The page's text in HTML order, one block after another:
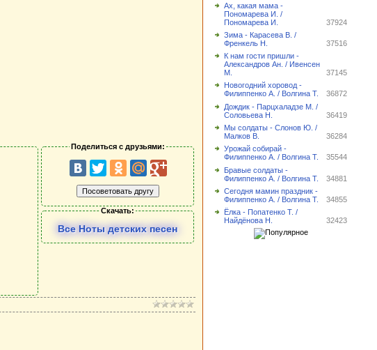
Поделиться с друзьями:
Скачать:
Все Ноты детских песен
Ах, какая мама -
Пономарева И. /
Пономарева И.
37924
Зима - Карасева В. /
Френкель Н.
37516
К нам гости пришли -
Александров Ан. / Ивенсен
М.
37145
Новогодний хоровод -
Филиппенко А. / Волгина Т.
36872
Дождик - Парцхаладзе М. /
Соловьева Н.
36419
Мы солдаты - Слонов Ю. /
Малков В.
36284
Урожай собирай -
Филиппенко А. / Волгина Т.
35544
Бравые солдаты -
Филиппенко А. / Волгина Т.
34881
Сегодня мамин праздник -
Филиппенко А. / Волгина Т.
34855
Ёлка - Попатенко Т. /
Найдёнова Н.
32423